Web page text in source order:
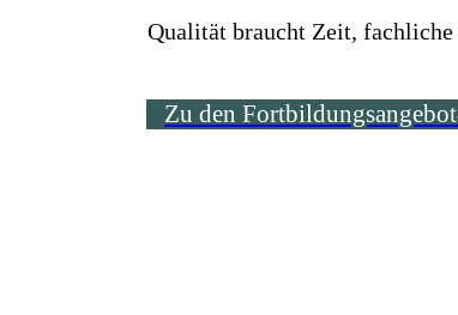
Qualität braucht Zeit,
Zu den